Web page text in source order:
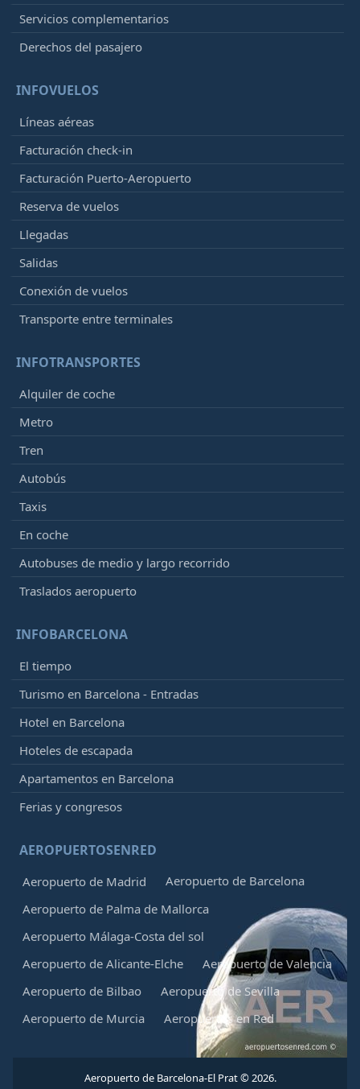
Servicios complementarios
Derechos del pasajero
INFOVUELOS
Líneas aéreas
Facturación check-in
Facturación Puerto-Aeropuerto
Reserva de vuelos
Llegadas
Salidas
Conexión de vuelos
Transporte entre terminales
INFOTRANSPORTES
Alquiler de coche
Metro
Tren
Autobús
Taxis
En coche
Autobuses de medio y largo recorrido
Traslados aeropuerto
INFOBARCELONA
El tiempo
Turismo en Barcelona - Entradas
Hotel en Barcelona
Hoteles de escapada
Apartamentos en Barcelona
Ferias y congresos
AEROPUERTOSENRED
Aeropuerto de Madrid
Aeropuerto de Barcelona
Aeropuerto de Palma de Mallorca
Aeropuerto Málaga-Costa del sol
Aeropuerto de Alicante-Elche
Aeropuerto de Valencia
Aeropuerto de Bilbao
Aeropuerto de Sevilla
Aeropuerto de Murcia
Aeropuertos en Red
Aeropuerto de Barcelona-El Prat © 2026.